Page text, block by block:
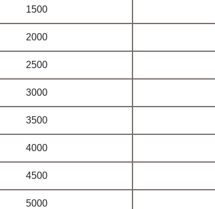
1500
2000
2500
3000
3500
4000
4500
5000